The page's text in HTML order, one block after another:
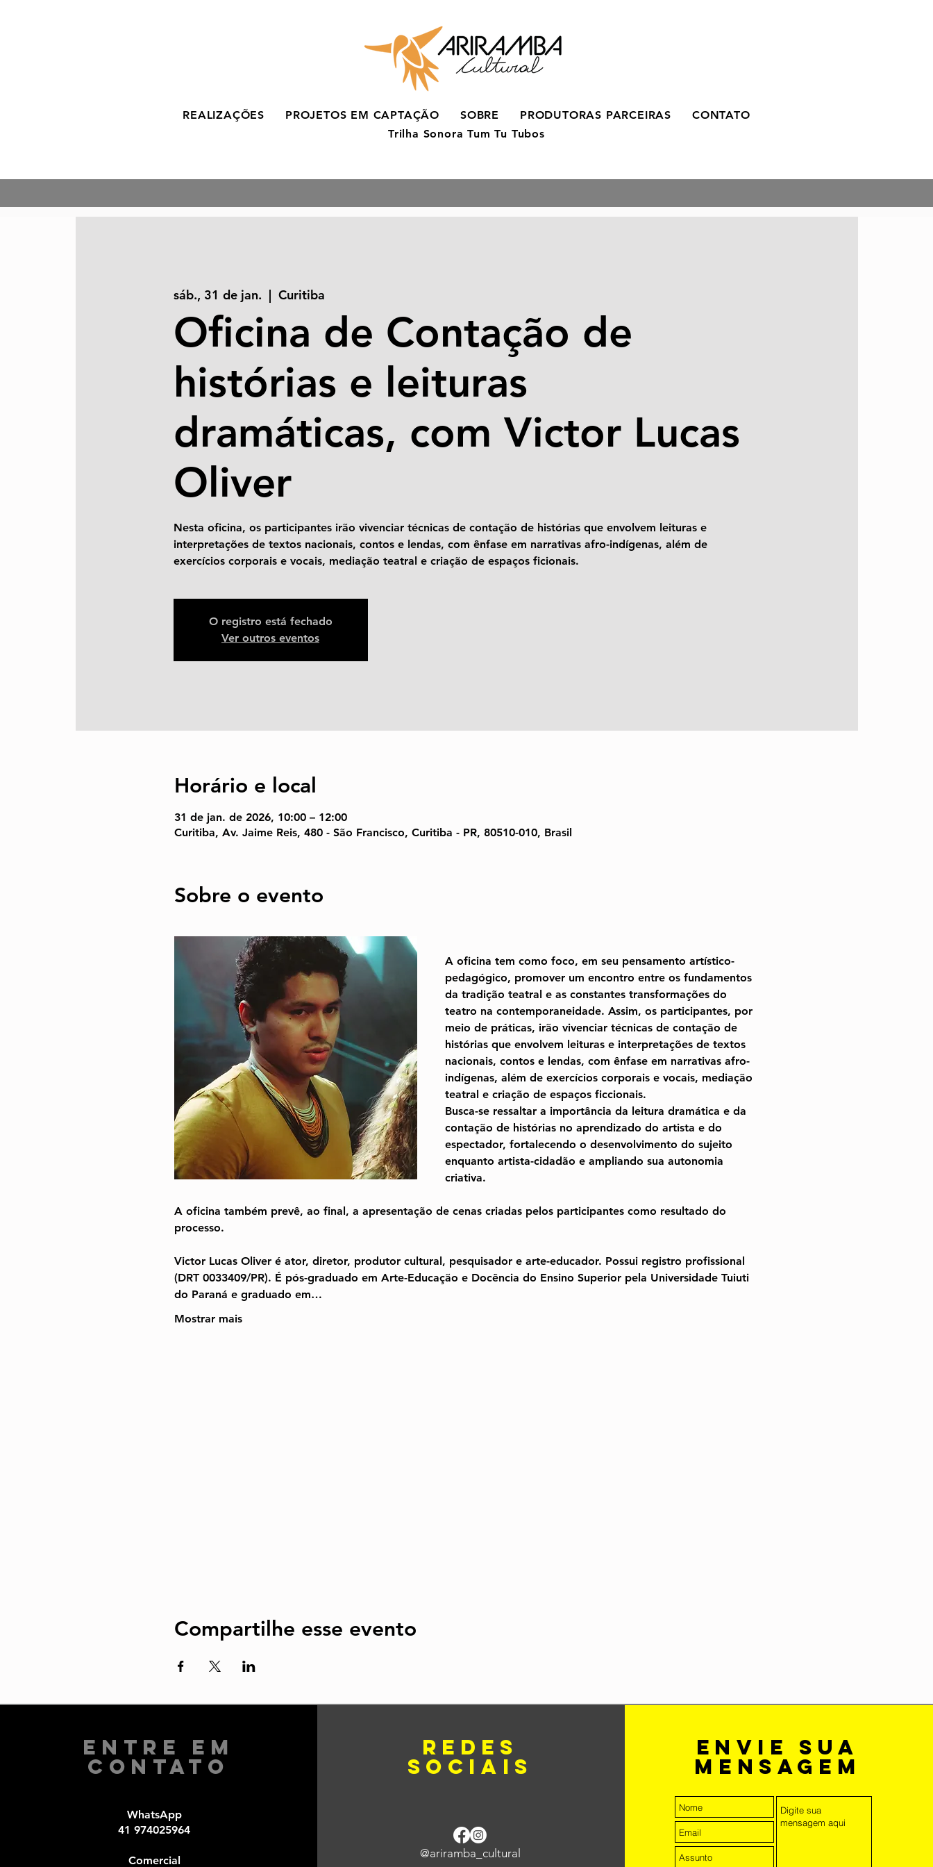
REALIZAÇÕES PROJETOS EM CAPTAÇÃO SOBRE PRODUTORAS PARCEIRAS
CONTATO
Trilha Sonora Tum Tu Tubos
sáb., 31 de jan.
  |
Curitiba
Oficina de Contação de
histórias e leituras
dramáticas, com Victor Lucas
Oliver
Nesta oficina, os participantes irão vivenciar técnicas de contação de histórias que envolvem leituras e
interpretações de textos nacionais, contos e lendas, com ênfase em narrativas afro-indígenas, além de
exercícios corporais e vocais, mediação teatral e criação de espaços ficionais.
O registro está fechado
Ver outros eventos
Horário e local
31 de jan. de 2026, 10:00 – 12:00
Curitiba, Av. Jaime Reis, 480 - São Francisco, Curitiba - PR, 80510-010, Brasil
Sobre o evento
A oficina tem como foco, em seu pensamento artístico-
pedagógico, promover um encontro entre os fundamentos
da tradição teatral e as constantes transformações do
teatro na contemporaneidade. Assim, os participantes, por
meio de práticas, irão vivenciar técnicas de contação de
histórias que envolvem leituras e interpretações de textos
nacionais, contos e lendas, com ênfase em narrativas afro-
indígenas, além de exercícios corporais e vocais, mediação
teatral e criação de espaços ficcionais.
Busca-se ressaltar a importância da leitura dramática e da
contação de histórias no aprendizado do artista e do
espectador, fortalecendo o desenvolvimento do sujeito
enquanto artista-cidadão e ampliando sua autonomia
criativa.
A oficina também prevê, ao final, a apresentação de cenas criadas pelos participantes como resultado do
processo.
Victor Lucas Oliver é ator, diretor, produtor cultural, pesquisador e arte-educador. Possui registro profissional
(DRT 0033409/PR). É pós-graduado em Arte-Educação e Docência do Ensino Superior pela Universidade Tuiuti
do Paraná e graduado em…
Mostrar mais
Compartilhe esse evento
Entre em
Contato
WhatsApp
41 974025964
Comercial​
redes
sociais
@ariramba_cultural
envie sua
mensagem